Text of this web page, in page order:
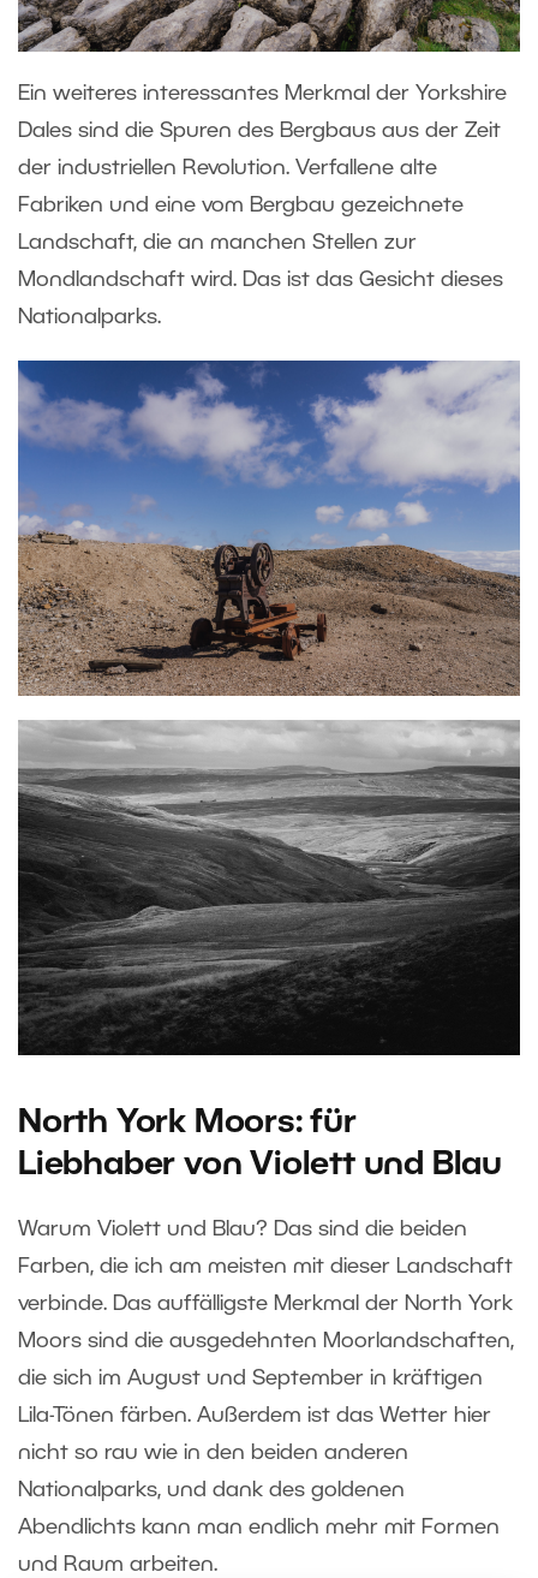
Ein weiteres interessantes Merkmal der Yorkshire
Dales sind die Spuren des Bergbaus aus der Zeit
der industriellen Revolution. Verfallene alte
Fabriken und eine vom Bergbau gezeichnete
Landschaft, die an manchen Stellen zur
Mondlandschaft wird. Das ist das Gesicht dieses
Nationalparks.
North York Moors: für
Liebhaber von Violett und Blau
Warum Violett und Blau? Das sind die beiden
Farben, die ich am meisten mit dieser Landschaft
verbinde. Das auffälligste Merkmal der North York
Moors sind die ausgedehnten Moorlandschaften,
die sich im August und September in kräftigen
Lila-Tönen färben. Außerdem ist das Wetter hier
nicht so rau wie in den beiden anderen
Nationalparks, und dank des goldenen
Abendlichts kann man endlich mehr mit Formen
und Raum arbeiten.